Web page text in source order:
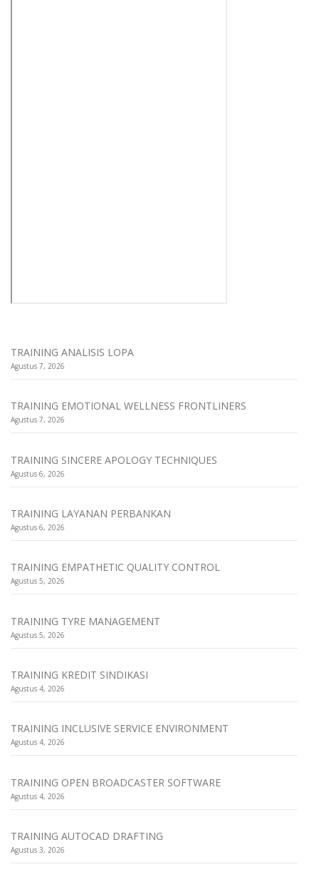
TRAINING ANALISIS LOPA
Agustus 7, 2026
TRAINING EMOTIONAL WELLNESS FRONTLINERS
Agustus 7, 2026
TRAINING SINCERE APOLOGY TECHNIQUES
Agustus 6, 2026
TRAINING LAYANAN PERBANKAN
Agustus 6, 2026
TRAINING EMPATHETIC QUALITY CONTROL
Agustus 5, 2026
TRAINING TYRE MANAGEMENT
Agustus 5, 2026
TRAINING KREDIT SINDIKASI
Agustus 4, 2026
TRAINING INCLUSIVE SERVICE ENVIRONMENT
Agustus 4, 2026
TRAINING OPEN BROADCASTER SOFTWARE
Agustus 4, 2026
TRAINING AUTOCAD DRAFTING
Agustus 3, 2026